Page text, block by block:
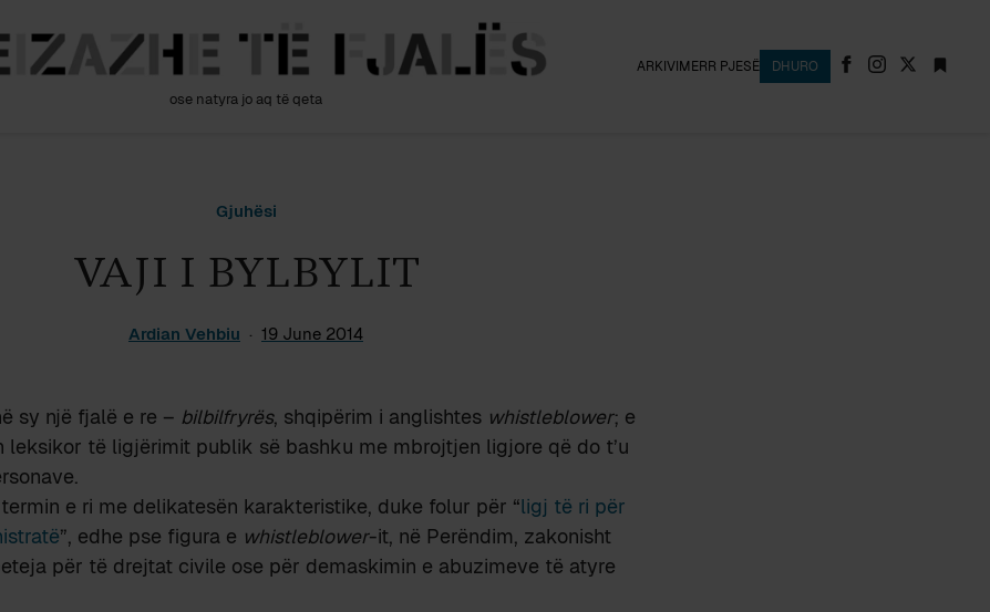
ose natyra jo aq të qeta
ARKIVIMERR PJESË DHURO
Gjuhësi
VAJI I BYLBYLIT
Ardian Vehbiu 19 June 2014
sy një fjalë e re – bilbilfryrës, shqipërim i anglishtes whistleblower; e
leksikor të ligjërimit publik së bashku me mbrojtjen ligjore që do t’u
e ri me delikatesën karakteristike, duke folur për “ligj të ri për
”, edhe pse figura e whistleblower-it, në Perëndim, zakonisht
për të drejtat civile ose për demaskimin e abuzimeve të atyre